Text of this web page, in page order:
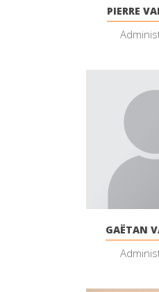
PIERRE
GAËTAN